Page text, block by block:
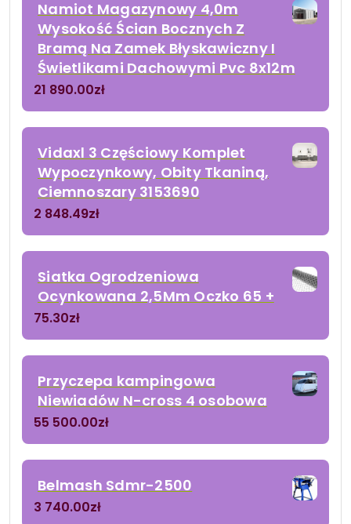
Namiot Magazynowy 4,0m
Wysokość Ścian Bocznych Z
Bramą Na Zamek Błyskawiczny I
Świetlikami Dachowymi Pvc 8x12m
21 890.00zł
Vidaxl 3 Częściowy Komplet
Wypoczynkowy, Obity Tkaniną,
Ciemnoszary 3153690
2 848.49zł
Siatka Ogrodzeniowa
Ocynkowana 2,5Mm Oczko 65 +
75.30zł
Przyczepa kampingowa
Niewiadów N-cross 4 osobowa
55 500.00zł
Belmash Sdmr-2500
3 740.00zł